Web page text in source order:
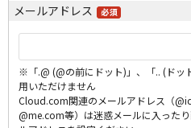
メールアドレス
※「.@ (@の前にドット)」、「.. (ドッ
用いただけません
Cloud.com関連のメールアドレス（
@me.com等）は迷惑メールに入った